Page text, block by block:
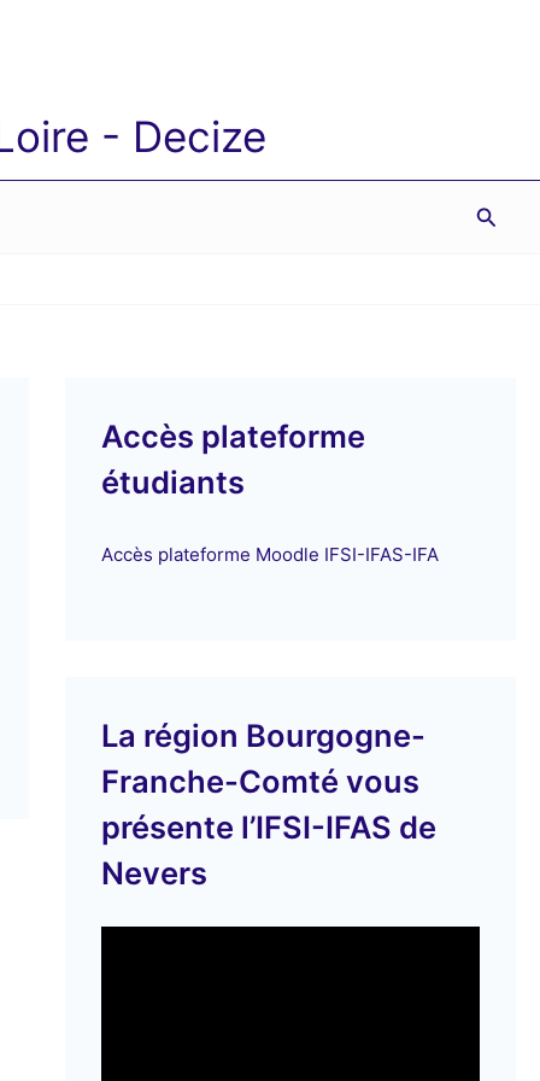
- Decize
Accès plateforme
étudiants
Accès plateforme Moodle IFSI-IFAS-IFA
La région Bourgogne-
Franche-Comté vous
présente l’IFSI-IFAS de
Nevers